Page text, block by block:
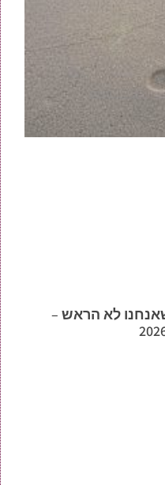
לא הראש –